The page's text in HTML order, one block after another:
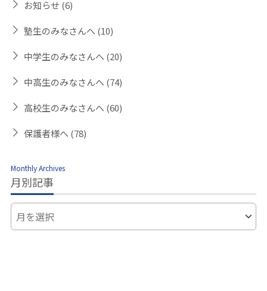
お知らせ (6)
塾生のみなさんへ (10)
中学生のみなさんへ (20)
中高生のみなさんへ (74)
高校生のみなさんへ (60)
保護者様へ (78)
Monthly Archives
月別記事